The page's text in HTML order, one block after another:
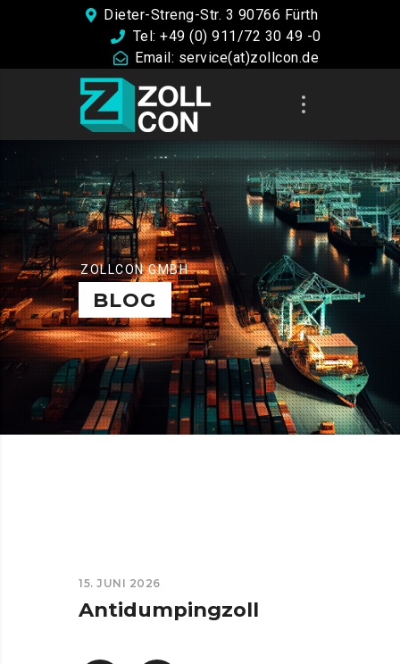
Dieter-Streng-Str. 3 90766 Fürth
Tel: +49 (0) 911/72 30 49 -0
Email: service(at)zollcon.de
ZOLLCON GMBH
BLOG
15. JUNI 2026
Antidumpingzoll